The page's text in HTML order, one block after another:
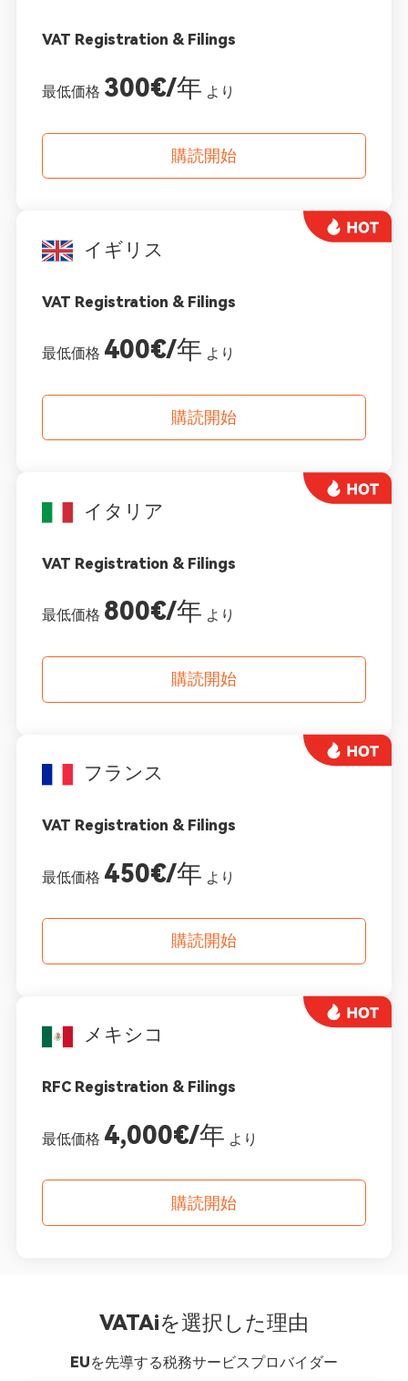
VAT Registration & Filings
最低価格 300€/年 より
購読開始
イギリス
VAT Registration & Filings
最低価格 400€/年 より
購読開始
イタリア
VAT Registration & Filings
最低価格 800€/年 より
購読開始
フランス
VAT Registration & Filings
最低価格 450€/年 より
購読開始
メキシコ
RFC Registration & Filings
最低価格 4,000€/年 より
購読開始
VATAiを選択した理由
EUを先導する税務サービスプロバイダー